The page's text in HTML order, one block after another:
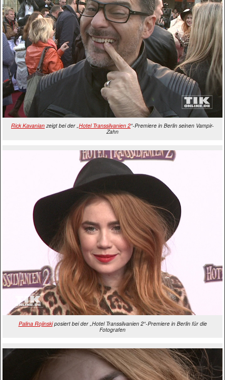
Rick Kavanian zeigt bei der „Hotel Transsilvanien 2“-Premiere in Berlin seinen Vampir-
Zahn
Palina Rojinskiposiert bei der „Hotel Transsilvanien 2“-Premiere in Berlin für die
Fotografen